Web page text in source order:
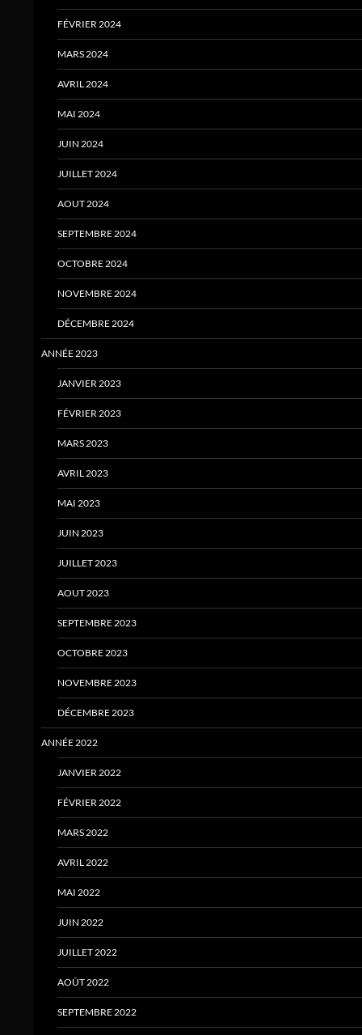
FÉVRIER 2024
MARS 2024
AVRIL 2024
MAI 2024
JUIN 2024
JUILLET 2024
AOUT 2024
SEPTEMBRE 2024
OCTOBRE 2024
NOVEMBRE 2024
DÉCEMBRE 2024
ANNÉE 2023
JANVIER 2023
FÉVRIER 2023
MARS 2023
AVRIL 2023
MAI 2023
JUIN 2023
JUILLET 2023
AOUT 2023
SEPTEMBRE 2023
OCTOBRE 2023
NOVEMBRE 2023
DÉCEMBRE 2023
ANNÉE 2022
JANVIER 2022
FÉVRIER 2022
MARS 2022
AVRIL 2022
MAI 2022
JUIN 2022
JUILLET 2022
AOÛT 2022
SEPTEMBRE 2022